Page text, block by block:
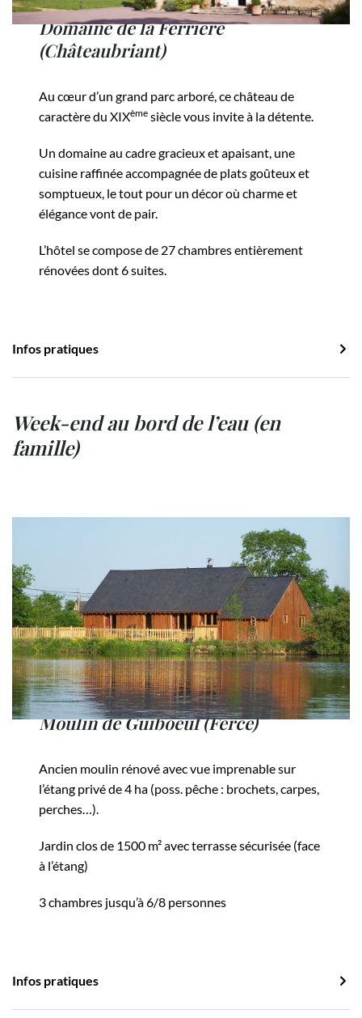
Domaine de la Ferrière
(Châteaubriant)
Au cœur d’un grand parc arboré, ce château de
caractère du XIXème siècle vous invite à la détente.
Un domaine au cadre gracieux et apaisant, une
cuisine raffinée accompagnée de plats goûteux et
somptueux, le tout pour un décor où charme et
élégance vont de pair.
L’hôtel se compose de 27 chambres entièrement
rénovées dont 6 suites.
Infos pratiques
Week-end au bord de l’eau (en
famille)
Moulin de Guiboeuf (Fercé)
Ancien moulin rénové avec vue imprenable sur
l’étang privé de 4 ha (poss. pêche : brochets, carpes,
perches…).
Jardin clos de 1500 m² avec terrasse sécurisée (face
à l’étang)
3 chambres jusqu’à 6/8 personnes
Infos pratiques